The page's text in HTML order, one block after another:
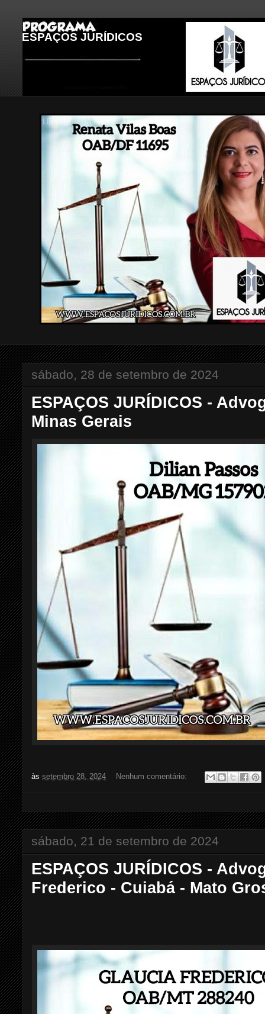
ESPAÇOS JURÍDICOS
LEGENDA DA IMAGEM 2
sábado, 28 de setembro de 2024
ESPAÇOS JURÍDICOS -
Minas Gerais
àssetembro 28, 2024 Nenhum comentário:
sábado, 21 de setembro de 2024
ESPAÇOS JURÍDICOS -
Frederico - Cuiabá - Mato